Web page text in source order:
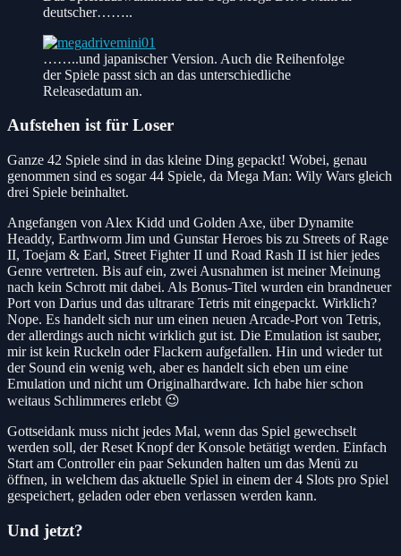
deutscher……..
……..und japanischer Version. Auch die Reihenfolge
der Spiele passt sich an das unterschiedliche
Releasedatum an.
Aufstehen ist für Loser
Ganze 42 Spiele sind in das kleine Ding gepackt! Wobei, genau
genommen sind es sogar 44 Spiele, da Mega Man: Wily Wars gleich
drei Spiele beinhaltet.
Angefangen von Alex Kidd und Golden Axe, über Dynamite
Headdy, Earthworm Jim und Gunstar Heroes bis zu Streets of Rage
II, Toejam & Earl, Street Fighter II und Road Rash II ist hier jedes
Genre vertreten. Bis auf ein, zwei Ausnahmen ist meiner Meinung
nach kein Schrott mit dabei. Als Bonus-Titel wurden ein brandneuer
Port von Darius und das ultrarare Tetris mit eingepackt. Wirklich?
Nope. Es handelt sich nur um einen neuen Arcade-Port von Tetris,
der allerdings auch nicht wirklich gut ist. Die Emulation ist sauber,
mir ist kein Ruckeln oder Flackern aufgefallen. Hin und wieder tut
der Sound ein wenig weh, aber es handelt sich eben um eine
Emulation und nicht um Originalhardware. Ich habe hier schon
weitaus Schlimmeres erlebt 😉
Gottseidank muss nicht jedes Mal, wenn das Spiel gewechselt
werden soll, der Reset Knopf der Konsole betätigt werden. Einfach
Start am Controller ein paar Sekunden halten um das Menü zu
öffnen, in welchem das aktuelle Spiel in einem der 4 Slots pro Spiel
gespeichert, geladen oder eben verlassen werden kann.
Und jetzt?